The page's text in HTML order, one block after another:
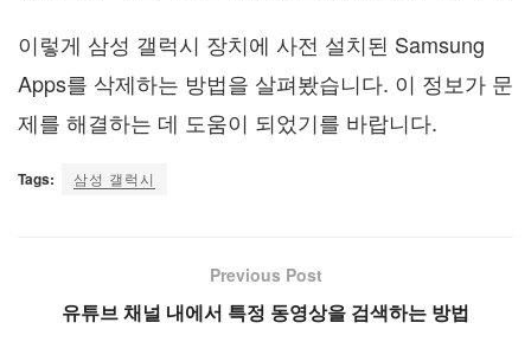
이렇게 삼성 갤럭시 장치에 사전 설치된 Samsung
Apps를 삭제하는 방법을 살펴봤습니다. 이 정보가 문
제를 해결하는 데 도움이 되었기를 바랍니다.
Tags: 삼성 갤럭시
Previous Post
유튜브 채널 내에서 특정 동영상을 검색하는 방법